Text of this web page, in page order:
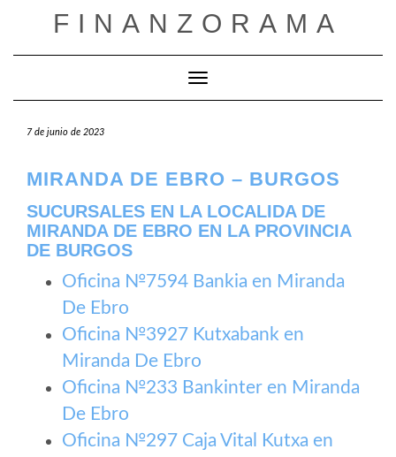
FINANZORAMA
Cambiar modo de navegación
7 de junio de 2023
MIRANDA DE EBRO – BURGOS
SUCURSALES EN LA LOCALIDA DE
MIRANDA DE EBRO EN LA PROVINCIA
DE BURGOS
Oficina №7594 Bankia en Miranda
De Ebro
Oficina №3927 Kutxabank en
Miranda De Ebro
Oficina №233 Bankinter en Miranda
De Ebro
Oficina №297 Caja Vital Kutxa en